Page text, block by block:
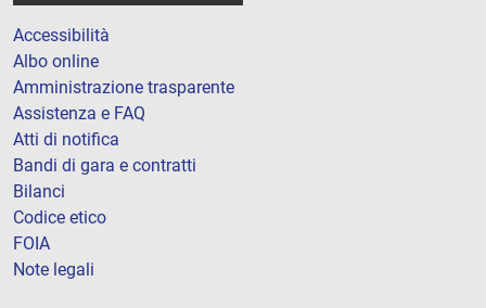
Accessibilità
Albo online
Amministrazione trasparente
Assistenza e FAQ
Atti di notifica
Bandi di gara e contratti
Bilanci
Codice etico
FOIA
Note legali